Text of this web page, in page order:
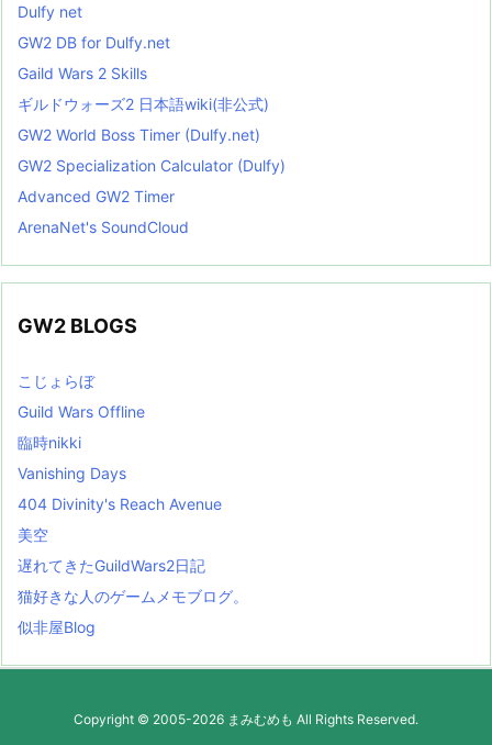
Dulfy net
GW2 DB for Dulfy.net
Gaild Wars 2 Skills
ギルドウォーズ2 日本語wiki(非公式)
GW2 World Boss Timer (Dulfy.net)
GW2 Specialization Calculator (Dulfy)
Advanced GW2 Timer
ArenaNet's SoundCloud
GW2 BLOGS
こじょらぼ
Guild Wars Offline
臨時nikki
Vanishing Days
404 Divinity's Reach Avenue
美空
遅れてきたGuildWars2日記
猫好きな人のゲームメモブログ。
似非屋Blog
Copyright © 2005-2026 まみむめも All Rights Reserved.